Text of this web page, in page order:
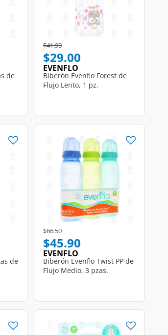
de
Price reduced from
$41.90to
$29.00
EVENFLO
Biberón Evenflo Forest de
Flujo Lento, 1 pz.
de
Price reduced from
$66.50to
$45.90
EVENFLO
Biberón Evenflo Twist PP de
Flujo Medio, 3 pzas.